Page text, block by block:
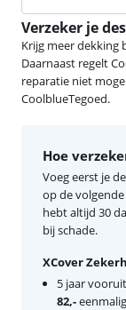
Verzeker je
Krijg meer dekking
Daarnaast regelt
reparatie niet
CoolblueTegoed.
Hoe
Voeg eerst je
op de
hebt altijd 30
bij schade.
XCover
5 jaar
82,-